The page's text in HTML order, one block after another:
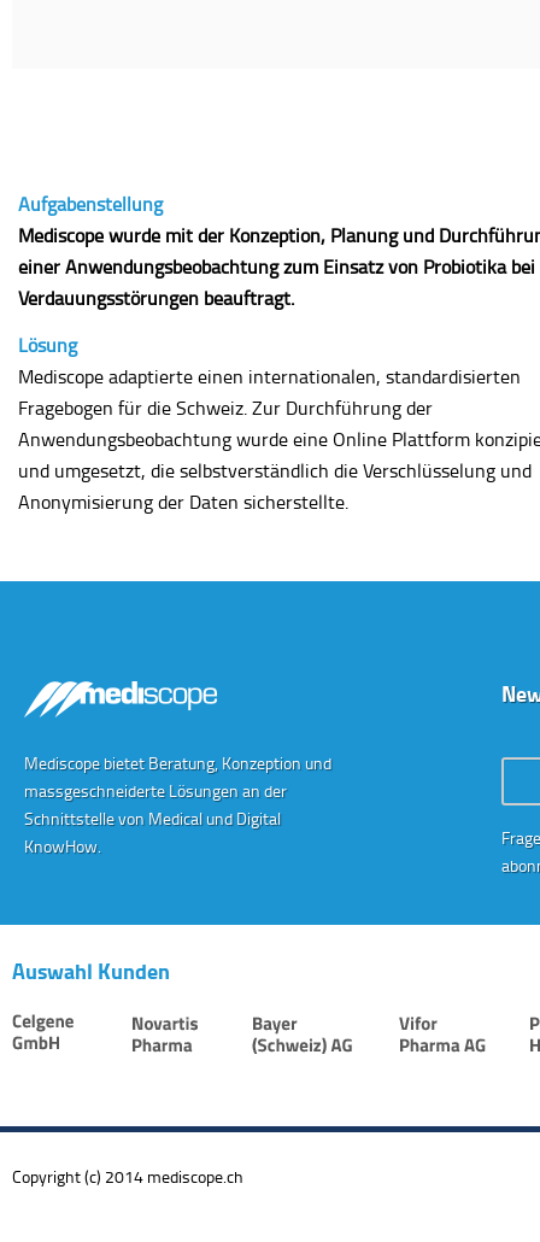
Aufgabenstellung
Mediscope wurde mit der Konzeption, Planung und
einer Anwendungsbeobachtung zum Einsatz von Probiotika bei
Verdauungsstörungen beauftragt.
Lösung
Mediscope adaptierte einen internationalen, standardisierten
Fragebogen für die Schweiz. Zur Durchführung der
Anwendungsbeobachtung wurde eine Online Plattform
und umgesetzt, die selbstverständlich die Verschlüsselung und
Anonymisierung der Daten sicherstellte.
Mediscope bietet Beratung, Konzeption und
massgeschneiderte Lösungen an der
Schnittstelle von Medical und Digital
KnowHow.
Auswahl Kunden
Copyright (c) 2014 mediscope.ch